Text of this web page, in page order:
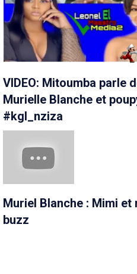
VIDEO: Mitoumba parle
Murielle Blanche et
#kgl_nziza
Muriel Blanche : Mimi et
buzz